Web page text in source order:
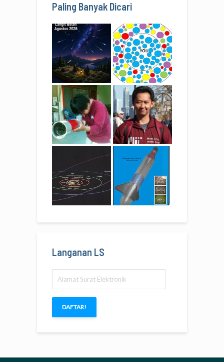
Paling Banyak Dicari
Langanan LS
Surat
Elektronik
DAFTAR!